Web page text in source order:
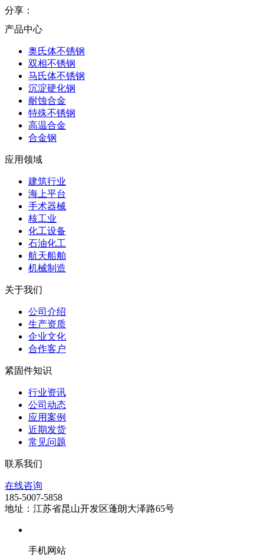
分享：
产品中心
奥氏体不锈钢
双相不锈钢
马氏体不锈钢
沉淀硬化钢
耐蚀合金
特殊不锈钢
高温合金
合金钢
应用领域
建筑行业
海上平台
手术器械
核工业
化工设备
石油化工
航天船舶
机械制造
关于我们
公司介绍
生产资质
企业文化
合作客户
紧固件知识
行业资讯
公司动态
应用案例
近期发货
常见问题
联系我们
在线咨询
185-5007-5858
地址：江苏省昆山开发区蓬朗大泽路65号
手机网站